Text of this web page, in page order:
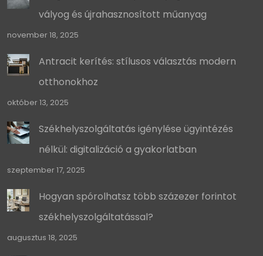
vályog és újrahasznosított műanyag
november 18, 2025
Antracit kerítés: stílusos választás modern
otthonokhoz
október 13, 2025
Székhelyszolgáltatás igénylése ügyintézés
nélkül: digitalizáció a gyakorlatban
szeptember 17, 2025
Hogyan spórolhatsz több százezer forintot
székhelyszolgáltatással?
augusztus 18, 2025